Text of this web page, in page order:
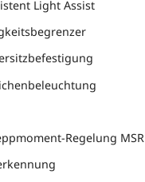
Light Assist
Regelung MSR